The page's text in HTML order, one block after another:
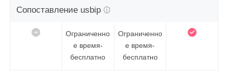
Сопоставление usbip
Ограниченно
е время-
бесплатно
Ограниченно
е время-
бесплатно